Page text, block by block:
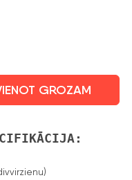
GROZAM